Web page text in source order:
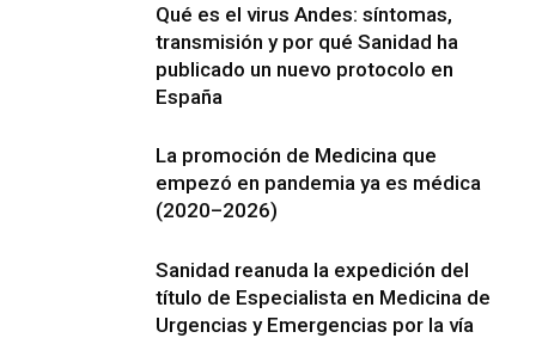
Qué es el virus Andes: síntomas,
transmisión y por qué Sanidad ha
publicado un nuevo protocolo en
España
La promoción de Medicina que
empezó en pandemia ya es médica
(2020–2026)
Sanidad reanuda la expedición del
título de Especialista en Medicina de
Urgencias y Emergencias por la vía